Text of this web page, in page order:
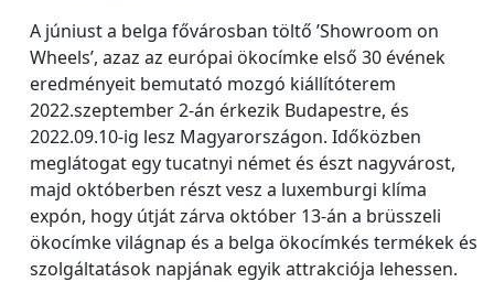
A júniust a belga fővárosban töltő ’Showroom on
Wheels’, azaz az európai ökocímke első 30 évének
eredményeit bemutató mozgó kiállítóterem
2022.szeptember 2-án érkezik Budapestre, és
2022.09.10-ig lesz Magyarországon. Időközben
meglátogat egy tucatnyi német és észt nagyvárost,
majd októberben részt vesz a luxemburgi klíma
expón, hogy útját zárva október 13-án a brüsszeli
ökocímke világnap és a belga ökocímkés termékek és
szolgáltatások napjának egyik attrakciója lehessen.